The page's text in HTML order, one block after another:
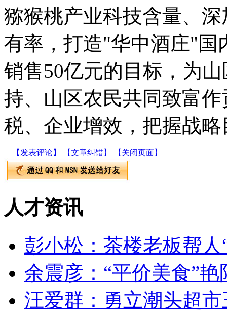
猕猴桃产业科技含量、
有率，打造"华中酒庄"国
销售50亿元的目标，为
持、山区农民共同致富
税、企业增效，把握战
【发表评论】 【文章纠错】 【关闭页面】
人才资讯
彭小松：茶楼老板帮人
余震彦：“平价美食”
汪爱群：勇立潮头超市